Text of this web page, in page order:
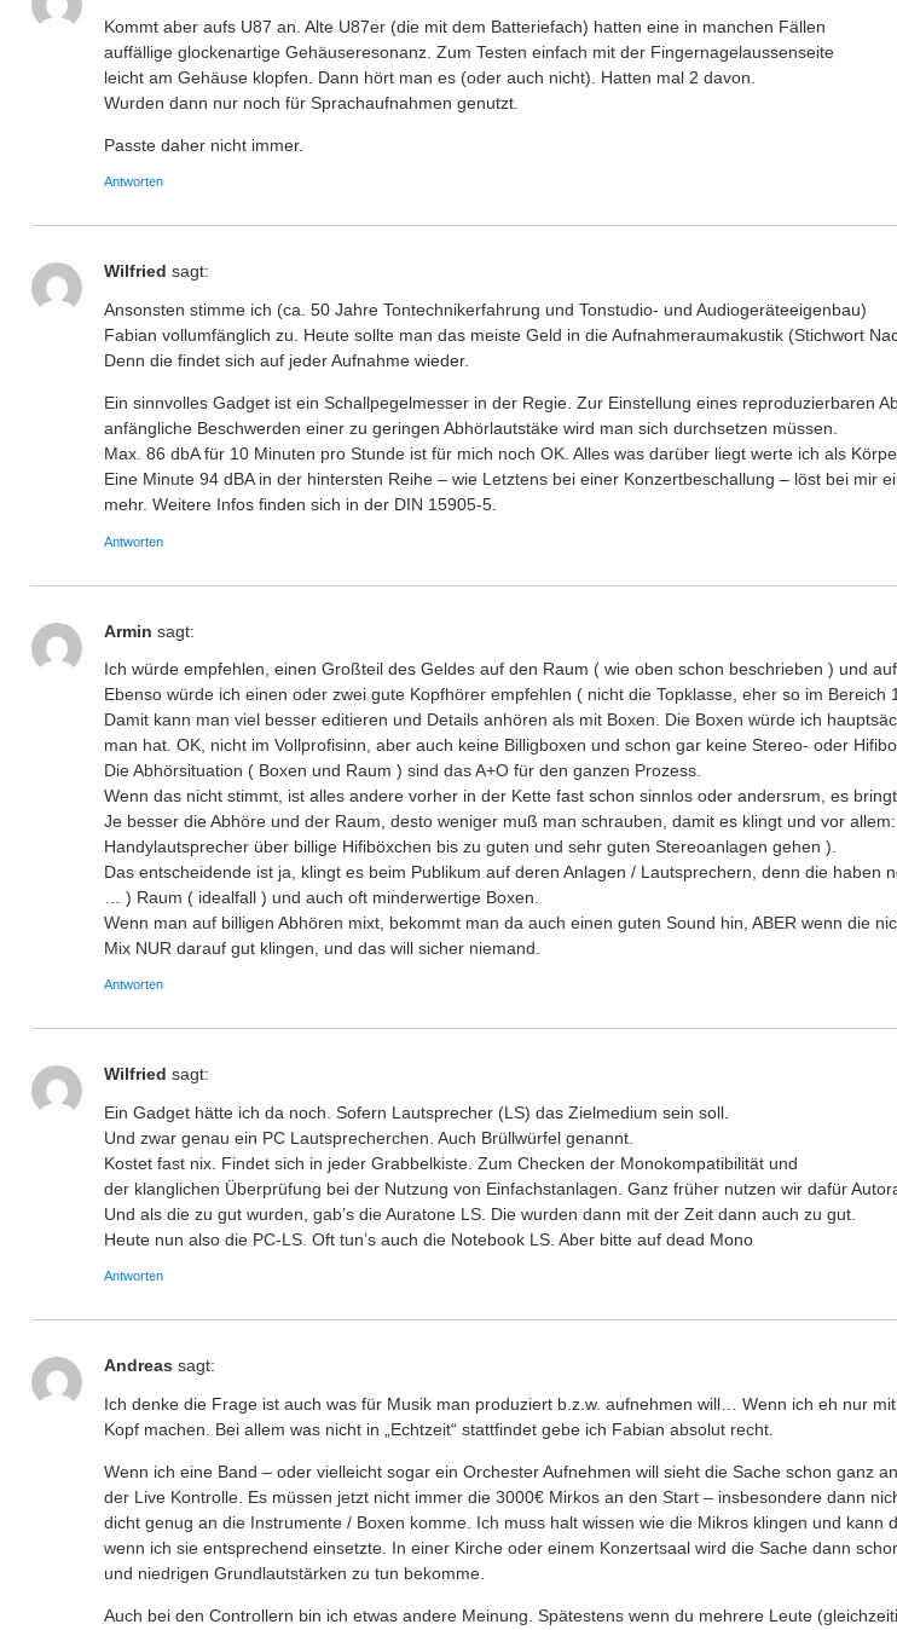
Kommt aber aufs U87 an. Alte U87er (die mit dem Batteriefach) hatten eine in manchen Fällen
auffällige glockenartige Gehäuseresonanz. Zum Testen einfach mit der Fingernagelaussenseite
leicht am Gehäuse klopfen. Dann hört man es (oder auch nicht). Hatten mal 2 davon.
Wurden dann nur noch für Sprachaufnahmen genutzt.
Passte daher nicht immer.
Antworten
Wilfried sagt:
Ansonsten stimme ich (ca. 50 Jahre Tontechnikerfahrung und Tonstudio- und Audiogeräteeigenbau)
Fabian vollumfänglich zu. Heute sollte man das meiste Geld in die Aufnahmeraumakustik (Stichwort
Denn die findet sich auf jeder Aufnahme wieder.
Ein sinnvolles Gadget ist ein Schallpegelmesser in der Regie. Zur Einstellung eines reproduzierbaren
anfängliche Beschwerden einer zu geringen Abhörlautstäke wird man sich durchsetzen müssen.
Max. 86 dbA für 10 Minuten pro Stunde ist für mich noch OK. Alles was darüber liegt werte ich als
Eine Minute 94 dBA in der hintersten Reihe – wie Letztens bei einer Konzertbeschallung – löst bei
mehr. Weitere Infos finden sich in der DIN 15905-5.
Antworten
Armin sagt:
Ich würde empfehlen, einen Großteil des Geldes auf den Raum ( wie oben schon beschrieben ) und
Ebenso würde ich einen oder zwei gute Kopfhörer empfehlen ( nicht die Topklasse, eher so im Bereich
Damit kann man viel besser editieren und Details anhören als mit Boxen. Die Boxen würde ich
man hat. OK, nicht im Vollprofisinn, aber auch keine Billigboxen und schon gar keine Stereo- oder
Die Abhörsituation ( Boxen und Raum ) sind das A+O für den ganzen Prozess.
Wenn das nicht stimmt, ist alles andere vorher in der Kette fast schon sinnlos oder andersrum, es bringt
Je besser die Abhöre und der Raum, desto weniger muß man schrauben, damit es klingt und vor
Handylautsprecher über billige Hifiböxchen bis zu guten und sehr guten Stereoanlagen gehen ).
Das entscheidende ist ja, klingt es beim Publikum auf deren Anlagen / Lautsprechern, denn die haben
… ) Raum ( idealfall ) und auch oft minderwertige Boxen.
Wenn man auf billigen Abhören mixt, bekommt man da auch einen guten Sound hin, ABER wenn die
Mix NUR darauf gut klingen, und das will sicher niemand.
Antworten
Wilfried sagt:
Ein Gadget hätte ich da noch. Sofern Lautsprecher (LS) das Zielmedium sein soll.
Und zwar genau ein PC Lautsprecherchen. Auch Brüllwürfel genannt.
Kostet fast nix. Findet sich in jeder Grabbelkiste. Zum Checken der Monokompatibilität und
der klanglichen Überprüfung bei der Nutzung von Einfachstanlagen. Ganz früher nutzen wir dafür
Und als die zu gut wurden, gab’s die Auratone LS. Die wurden dann mit der Zeit dann auch zu gut.
Heute nun also die PC-LS. Oft tun’s auch die Notebook LS. Aber bitte auf dead Mono
Antworten
Andreas sagt:
Ich denke die Frage ist auch was für Musik man produziert b.z.w. aufnehmen will… Wenn ich eh nur
Kopf machen. Bei allem was nicht in „Echtzeit“ stattfindet gebe ich Fabian absolut recht.
Wenn ich eine Band – oder vielleicht sogar ein Orchester Aufnehmen will sieht die Sache schon ganz
der Live Kontrolle. Es müssen jetzt nicht immer die 3000€ Mirkos an den Start – insbesondere dann
dicht genug an die Instrumente / Boxen komme. Ich muss halt wissen wie die Mikros klingen und
wenn ich sie entsprechend einsetzte. In einer Kirche oder einem Konzertsaal wird die Sache dann
und niedrigen Grundlautstärken zu tun bekomme.
Auch bei den Controllern bin ich etwas andere Meinung. Spätestens wenn du mehrere Leute